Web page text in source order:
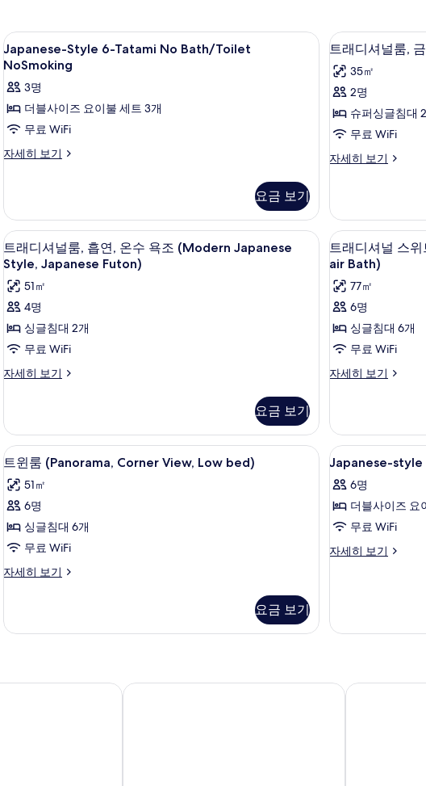
Japanese-
Style
6-
Tatami
No
Bath/Toilet
NoSmoking
모
두
보
기
1
Japanese-Style 6-Tatami No Bath/Toilet
NoSmoking
3명
더블사이즈 요이불 세트 3개
무료 WiFi
자세히 보기
Japanese-
No
Bath/Toilet
NoSmoking
자
세
히
보
기
요금 보기
트
래
디
셔
널
금
(Modern
Japanese
Style)
사
진
모
두
보
기
2
트래디셔널룸,
35㎡
2명
슈퍼싱글침대
무료 WiFi
자세히 보기
트
널
룸,
금
연
(Modern
Japanese
Style)
세
히
기
트
래
디
셔
널
룸,
흡
수
욕
조
(Modern
Japanese
Style,
Japanese
Futon)
모
기
트래디셔널룸, 흡연, 온수 욕조 (Modern Japanese Style,
12
트래디셔널룸, 흡연, 온수 욕조 (Modern Japanese
Style, Japanese Futon)
51㎡
4명
싱글침대 2개
무료 WiFi
자세히 보기
트
널
룸,
흡
온
수
조
(Modern
Style,
세
요금 보기
트
래
디
셔
널
스
위
Western
Style,
Open-
air
Bath)
사
모
기
7
트래디셔널 스
air Bath)
77㎡
6명
싱글침대 6개
무료 WiFi
자세히 보기
트
널
스
위
(Japanese
Western
Open-
air
Bath)
기
객실 내 금고, 책상, 방음 설비, 무료 WiFi
트
윈
룸
(Panorama,
Corner
View,
Low
진
트윈룸 (Panorama, Corner View, Low bed) | 객실 내 금고
4
트윈룸 (Panorama, Corner View, Low bed)
51㎡
6명
싱글침대 6개
무료 WiFi
자세히 보기
트
Corner
자
요금 보기
Japanese-
style
Room
사
진
모
1
Japanese-style
6명
더블사이즈 요
무료 WiFi
자세히 보기
Japanese-
히
보
아마미 온센 난텐-엔 요칸 쿠라모토